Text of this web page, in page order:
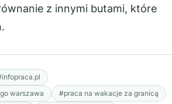
z innymi butami, które
warszawa
#praca na wakacje za granicą